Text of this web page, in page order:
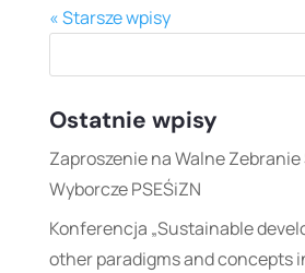
« Starsze wpisy
Ostatnie wpisy
Zaproszenie na Walne
Wyborcze PSEŚiZN
Konferencja „Sustainable
other paradigms and concepts